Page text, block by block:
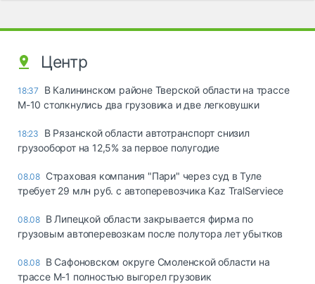
Центр
18:37
В Калининском районе Тверской области на трассе
М-10 столкнулись два грузовика и две легковушки
18:23
В Рязанской области автотранспорт снизил
грузооборот на 12,5% за первое полугодие
08.08 Страховая компания "Пари" через суд в Туле
требует 29 млн руб. с автоперевозчика Kaz TralServiece
08.08 В Липецкой области закрывается фирма по
грузовым автоперевозкам после полутора лет убытков
08.08 В Сафоновском округе Смоленской области на
трассе М-1 полностью выгорел грузовик